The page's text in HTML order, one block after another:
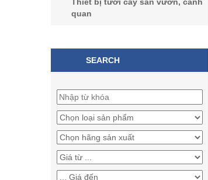
Thiết bị tưới cây sân vườn, cảnh
quan
SEARCH